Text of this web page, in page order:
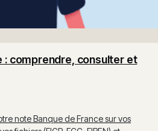
: comprendre, consulter et
note Banque de France sur vos